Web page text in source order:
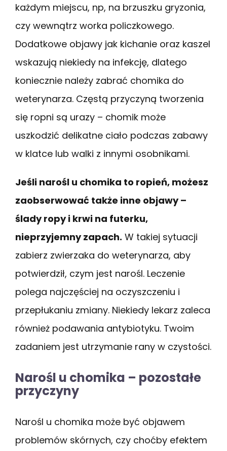
każdym miejscu, np, na brzuszku gryzonia,
czy wewnątrz worka policzkowego.
Dodatkowe objawy jak kichanie oraz kaszel
wskazują niekiedy na infekcję, dlatego
koniecznie należy zabrać chomika do
weterynarza. Częstą przyczyną tworzenia
się ropni są urazy – chomik może
uszkodzić delikatne ciało podczas zabawy
w klatce lub walki z innymi osobnikami.
Jeśli narośl u chomika to ropień, możesz
zaobserwować także inne objawy –
ślady ropy i krwi na futerku,
nieprzyjemny zapach. W takiej sytuacji
zabierz zwierzaka do weterynarza, aby
potwierdził, czym jest narośl. Leczenie
polega najczęściej na oczyszczeniu i
przepłukaniu zmiany. Niekiedy lekarz zaleca
również podawania antybiotyku. Twoim
zadaniem jest utrzymanie rany w czystości.
Narośl u chomika – pozostałe
przyczyny
Narośl u chomika może być objawem
problemów skórnych, czy choćby efektem